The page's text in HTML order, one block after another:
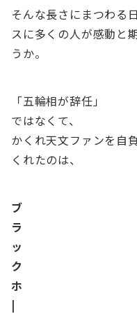
そんな長さにまつわる
スに多くの人が感動と
うか。
「五輪相が辞任」
ではなくて、
かくれ天文ファンを自
くれたのは、
ブ
ラ
ッ
ク
ホ
|